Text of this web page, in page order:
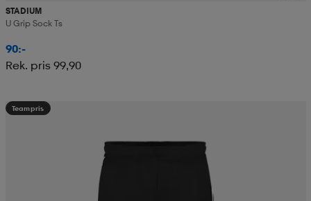
STADIUM
U Grip Sock Ts
90:-
Rek. pris 99,90
Teampris